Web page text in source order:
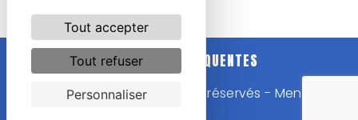
Tout accepter
Tout refuser
Personnaliser
RECHERCHES FRÉQUENTES
Vistalid- 2026 - Tous droits réservés - Mentions